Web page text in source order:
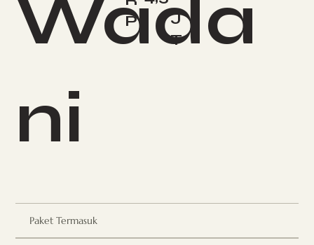
Wada
ni
P
J
T
Paket Termasuk